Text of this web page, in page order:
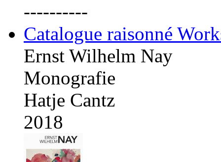
----------
Catalogue raisonné
Ernst Wilhelm Nay
Monografie
Hatje Cantz
2018